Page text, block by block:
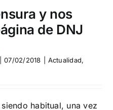
y nos
de DNJ
07/02/2018 Actualidad,
habitual, una vez